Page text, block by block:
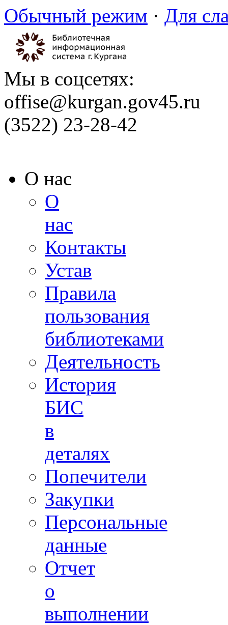
Обычный режим · Для
Мы в соцсетях:
offise@kurgan.gov45.ru
(3522) 23-28-42
О нас
О
нас
Контакты
Устав
Правила
пользования
библиотеками
Деятельность
История
БИС
в
деталях
Попечители
Закупки
Персональные
данные
Отчет
о
выполнении